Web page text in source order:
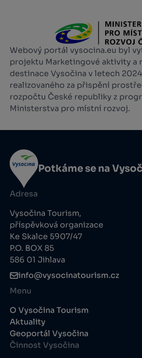
Webový portál vysocina.eu byl
projektu Marketingové aktivity a
destinace Vysočina v letech
realizovaného za přispění
rozpočtu České republiky z
Ministerstva pro místní rozvoj.
Potkáme se na
Adresa
Vysočina Tourism,
příspěvková organizace
Ke Skalce 5907/47
P.O. BOX 85
586 01 Jihlava
info@vysocinatourism.cz
Menu
O Vysočina Tourism
Aktuality
Geoportál Vysočina
Činnost Vysočina